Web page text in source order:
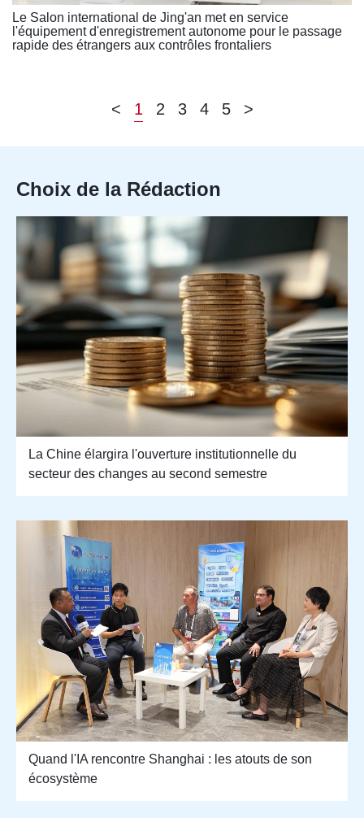
Le Salon international de Jing'an met en service
l'équipement d'enregistrement autonome pour le passage
rapide des étrangers aux contrôles frontaliers
< 1 2 3 4 5 >
Choix de la Rédaction
La Chine élargira l'ouverture institutionnelle du
secteur des changes au second semestre
Quand l'IA rencontre Shanghai : les atouts de son
écosystème